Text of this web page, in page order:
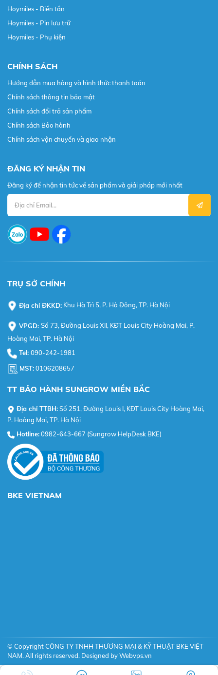
Hoymiles - Biến tần
Hoymiles - Pin lưu trữ
Hoymiles - Phụ kiện
CHÍNH SÁCH
Hướng dẫn mua hàng và hình thức thanh toán
Chính sách thông tin bảo mật
Chính sách đổi trả sản phẩm
Chính sách Bảo hành
Chính sách vận chuyển và giao nhận
ĐĂNG KÝ NHẬN TIN
Đăng ký để nhận tin tức về sản phẩm và giải pháp mới nhất
TRỤ SỞ CHÍNH
Địa chỉ ĐKKD: Khu Hà Trì 5, P. Hà Đông, TP. Hà Nội
VPGD: Số 73, Đường Louis XII, KĐT Louis City Hoàng Mai, P.
Hoàng Mai, TP. Hà Nội
Tel: 090-242-1981
MST:0106208657
TT BẢO HÀNH SUNGROW MIỀN BẮC
Địa chỉ TTBH:Số 251, Đường Louis I, KĐT Louis City Hoàng Mai,
P. Hoàng Mai, TP. Hà Nội
Hotline:0982-643-667 (Sungrow HelpDesk BKE)
BKE VIETNAM
© Copyright CÔNG TY TNHH THƯƠNG MẠI & KỸ THUẬT BKE VIỆT
NAM. All rights reserved. Designed byWebvps.vn